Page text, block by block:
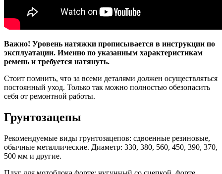
Важно! Уровень натяжки прописывается в инструкции по
эксплуатации. Именно по указанным характеристикам
ремень и требуется натянуть.
Стоит помнить, что за всеми деталями должен осуществляться
постоянный уход. Только так можно полностью обезопасить
себя от ремонтной работы.
Грунтозацепы
Рекомендуемые виды грунтозацепов: сдвоенные резиновые,
обычные металлические. Диаметр: 330, 380, 560, 450, 390, 370,
500 мм и другие.